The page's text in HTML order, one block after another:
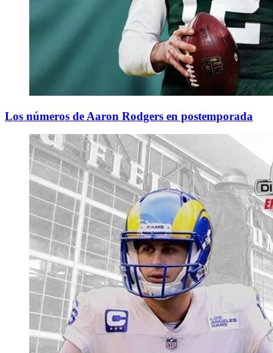
Los números de Aaron Rodgers en postemporada